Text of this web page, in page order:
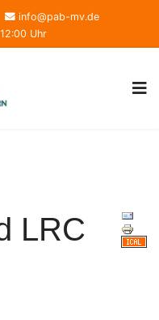
info@pab-mv.de
Uhr
LRC